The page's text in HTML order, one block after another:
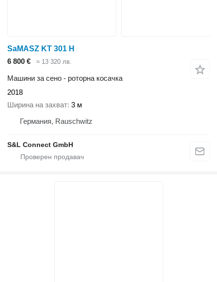
SaMASZ KT 301 H
6 800 €
≈ 13 320 лв.
Машини за сено - роторна косачка
2018
Ширина на захват 3 м
Германия, Rauschwitz
S&L Connect GmbH